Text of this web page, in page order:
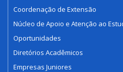
Coordenação de Extensão
Núcleo de Apoio e Atenção ao
Oportunidades
Diretórios Acadêmicos
Empresas Juniores